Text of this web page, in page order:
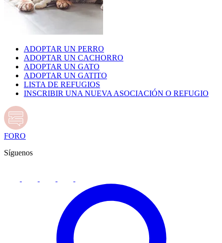
ADOPTAR UN PERRO
ADOPTAR UN CACHORRO
ADOPTAR UN GATO
ADOPTAR UN GATITO
LISTA DE REFUGIOS
INSCRIBIR UNA NUEVA ASOCIACIÓN O REFUGIO
FORO
Síguenos